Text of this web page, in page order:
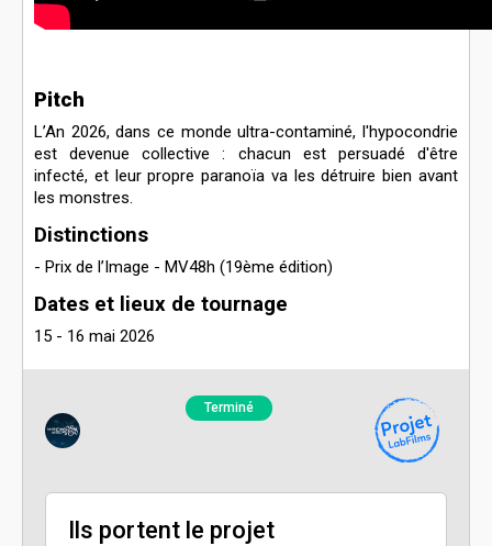
Pitch
L’An 2026, dans ce monde ultra-contaminé, l'hypocondrie
est devenue collective : chacun est persuadé d'être
infecté, et leur propre paranoïa va les détruire bien avant
les monstres.
Distinctions
- Prix de l’Image - MV48h (19ème édition)
Dates et lieux de tournage
15 - 16 mai 2026
Terminé
Ils portent le projet